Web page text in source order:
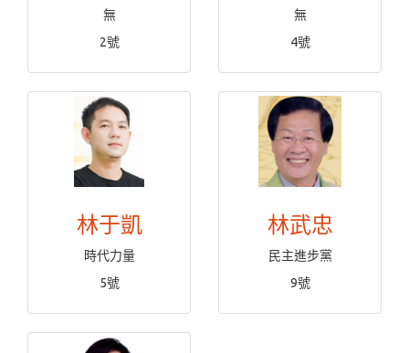
無
2號
無
4號
林于凱
時代力量
5號
林武忠
民主進步黨
9號